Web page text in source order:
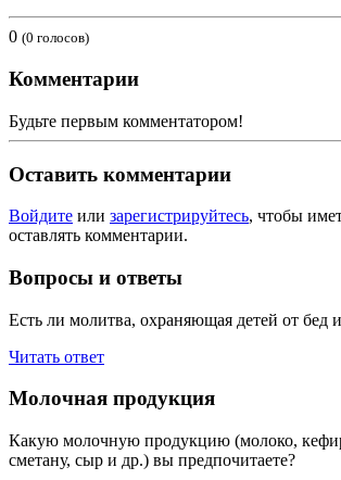
0 (0 голосов)
Комментарии
Будьте первым комментатором!
Оставить комментарии
Войдите или зарегистрируйтесь, чтобы
оставлять комментарии.
Вопросы и ответы
Есть ли молитва, охраняющая детей от бед
Читать ответ
Молочная продукция
Какую молочную продукцию (молоко,
сметану, сыр и др.) вы предпочитаете?